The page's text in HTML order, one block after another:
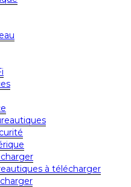
à télécharger